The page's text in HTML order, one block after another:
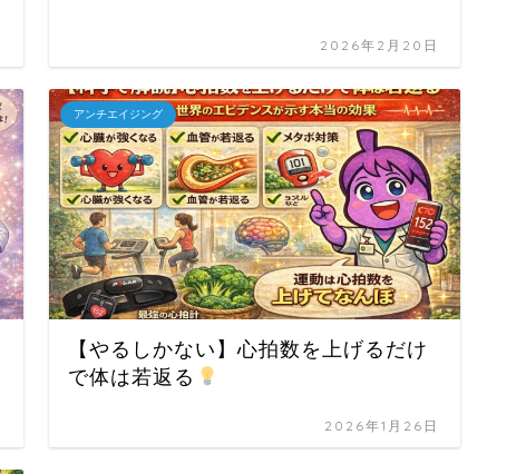
2026年2月20日
アンチエイジング
【やるしかない】心拍数を上げるだけ
で体は若返る
2026年1月26日